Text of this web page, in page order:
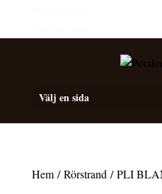
Välj en sida
Hem/Rörstrand / PLI